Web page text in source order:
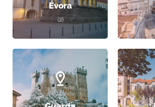
Évora
(2)